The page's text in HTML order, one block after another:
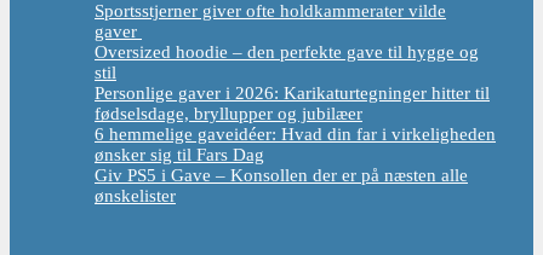
Sportsstjerner giver ofte holdkammerater vilde
gaver
Oversized hoodie – den perfekte gave til hygge og
stil
Personlige gaver i 2026: Karikaturtegninger hitter til
fødselsdage, bryllupper og jubilæer
6 hemmelige gaveidéer: Hvad din far i virkeligheden
ønsker sig til Fars Dag
Giv PS5 i Gave – Konsollen der er på næsten alle
ønskelister